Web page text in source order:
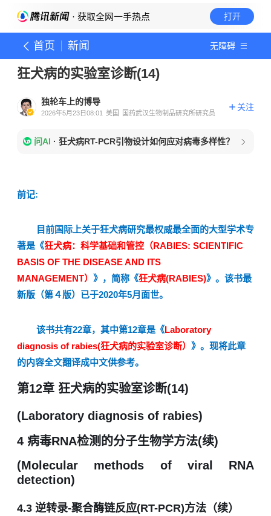
· 获取全网一手热点 打开
首页 新闻 无障碍
狂犬病的实验室诊断(14)
独轮车上的博导
2026年5月23日08:01 美国 国药武汉生物制品研究所研究员
关注
问AI · 狂犬病RT-PCR引物设计如何应对病毒多样性？
前记:
目前国际上关于狂犬病研究最权威最全面的大型学术专
著是《狂犬病：科学基础和管控（RABIES: SCIENTIFIC
BASIS OF THE DISEASE AND ITS
MANAGEMENT） 》，简称《狂犬病(RABIES)》。该书最
新版（第４版）已于2020年5月面世。
该书共有22章，其中第12章是《Laboratory
diagnosis of rabies(狂犬病的实验室诊断） 》。现将此章
的内容全文翻译成中文供参考。
第12章 狂犬病的实验室诊断(14)
(Laboratory d iagnosis of rabies)
4 病毒RNA检测的分子生物学方法(续)
(Molecular methods of viral RNA
detection)
4.3 逆转录-聚合酶链反应(RT-PCR)方法 （续）